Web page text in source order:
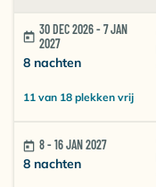
30 DEC 2026 - 7 JAN
2027
8 nachten
11 van 18 plekken vrij
8 - 16 JAN 2027
8 nachten